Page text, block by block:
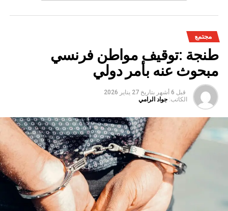
مجتمع
طنجة :توقيف مواطن فرنسي
مبحوث عنه بأمر دولي
قبل 6 أشهر بتاريخ 27 يناير 2026
الكاتب: جواد الرامي